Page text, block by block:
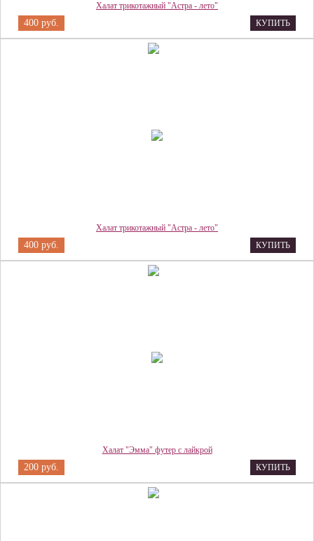
Халат трикотажный "Астра - лето"
400 руб. КУПИТЬ
Халат трикотажный "Астра - лето"
400 руб. КУПИТЬ
Халат "Эмма" футер с лайкрой
200 руб. КУПИТЬ